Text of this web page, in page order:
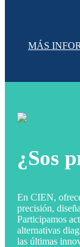
MÁS
¿Sos
En CIEN,
precisión,
Participamos
alternativas
las últimas